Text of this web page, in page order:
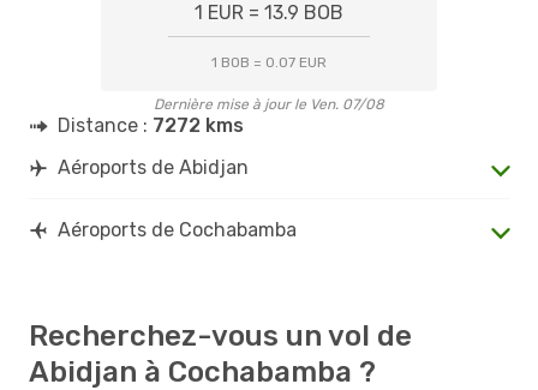
1 EUR = 13.9 BOB
1 BOB = 0.07 EUR
Dernière mise à jour le Ven. 07/08
Distance : 7272 kms
Aéroports de Abidjan
Aéroports de Cochabamba
Recherchez-vous un vol de
Abidjan à Cochabamba ?